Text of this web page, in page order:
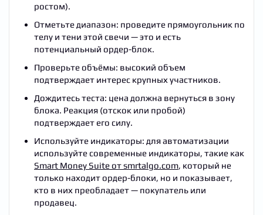
ростом).
Отметьте диапазон: проведите прямоугольник по
телу и тени этой свечи — это и есть
потенциальный ордер-блок.
Проверьте объёмы: высокий объем
подтверждает интерес крупных участников.
Дождитесь теста: цена должна вернуться в зону
блока. Реакция (отскок или пробой)
подтверждает его силу.
Используйте индикаторы: для автоматизации
используйте современные индикаторы, такие как
Smart Money Suite от smrtalgo.com, который не
только находит ордер-блоки, но и показывает,
кто в них преобладает — покупатель или
продавец.